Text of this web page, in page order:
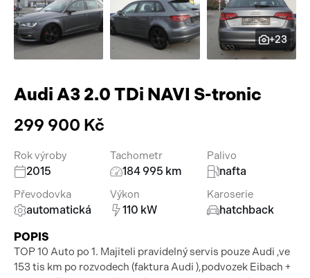
Pracovní stroje
Náhradní díly
Příslušenství
Auto a život
Videa
+23
Audi A3 2.0 TDi NAVI S-tronic
299 900 Kč
Rok výroby
2015
Tachometr
184 995 km
Palivo
nafta
Převodovka
automatická
Výkon
110 kW
Karoserie
hatchback
POPIS
TOP 10 Auto po 1. Majiteli pravidelný servis pouze Audi ,ve
153 tis km po rozvodech (faktura Audi ),podvozek Eibach +